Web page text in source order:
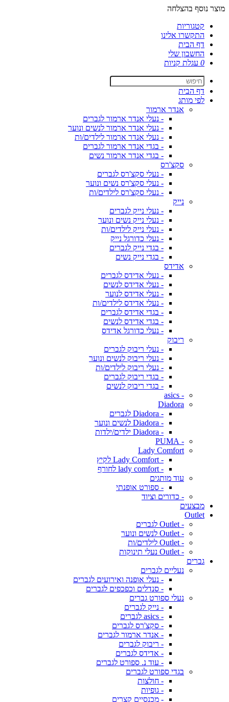
מוצר נוסף בהצלחה
קטגוריות
התקשרו אלינו
דף הבית
החשבון שלי
0 עגלת קניות
דף הבית
לפי מותג
אנדר ארמור
- נעלי אנדר ארמור לגברים
- נעלי אנדר ארמור לנשים ונוער
- נעלי אנדר ארמור לילדים/ות
- בגדי אנדר ארמור לגברים
- בגדי אנדר ארמור נשים
סקצ'רס
- נעלי סקצ'רס לגברים
- נעלי סקצ'רס נשים ונוער
- נעלי סקצ'רס לילדים/ות
נייק
- נעלי נייק לגברים
- נעלי נייק נשים ונוער
- נעלי נייק לילדים/ות
- נעלי כדורגל נייק
- בגדי נייק לגברים
- בגדי נייק נשים
אדידס
- נעלי אדידס לגברים
- נעלי אדידס לנשים
- נעלי אדידס לנוער
- נעלי אדידס לילדים/ות
- בגדי אדידס לגברים
- בגדי אדידס לנשים
- נעלי כדורגל אדידס
ריבוק
- נעלי ריבוק לגברים
- נעלי ריבוק לנשים ונוער
- נעלי ריבוק לילדים/ות
- בגדי ריבוק לגברים
- בגדי ריבוק לנשים
- asics
Diadora
- Diadora לגברים
- Diadora לנשים ונוער
- Diadora ילדים/ילדות
- PUMA
Lady Comfort
- Lady Comfort לקיץ
- lady comfort לחורף
עוד מותגים
- ספורט אופנתי
- כדורים וציוד
מבצעים
Outlet
- Outlet לגברים
- Outlet לנשים ונוער
- Outlet לילדים/ות
- Outlet נעלי תינוקות
גברים
נעליים לגברים
- נעלי אופנה ואירועים לגברים
- סנדלים וכפכפים לגברים
נעלי ספורט גברים
- נייק לגברים
- asics לגברים
- סקצ'רס לגברים
- אנדר ארמור לגברים
- ריבוק לגברים
- אדידס לגברים
- עוד נ. ספורט לגברים
בגדי ספורט לגברים
- חולצות
- גופיות
- מכנסיים קצרים